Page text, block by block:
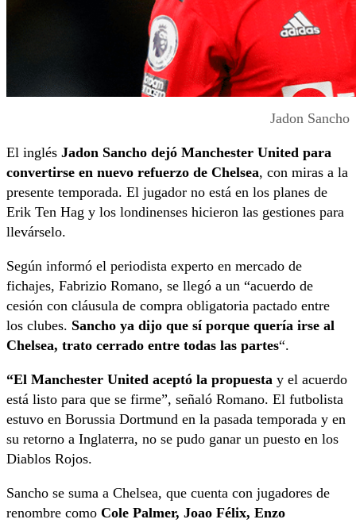
Jadon Sancho
El inglés Jadon Sancho dejó Manchester United para
convertirse en nuevo refuerzo de Chelsea, con miras a la
presente temporada. El jugador no está en los planes de
Erik Ten Hag y los londinenses hicieron las gestiones para
llevárselo.
Según informó el periodista experto en mercado de
fichajes, Fabrizio Romano, se llegó a un “acuerdo de
cesión con cláusula de compra obligatoria pactado entre
los clubes. Sancho ya dijo que sí porque quería irse al
Chelsea, trato cerrado entre todas las partes“.
“El Manchester United aceptó la propuesta y el acuerdo
está listo para que se firme”, señaló Romano. El futbolista
estuvo en Borussia Dortmund en la pasada temporada y en
su retorno a Inglaterra, no se pudo ganar un puesto en los
Diablos Rojos.
Sancho se suma a Chelsea, que cuenta con jugadores de
renombre como Cole Palmer, Joao Félix, Enzo